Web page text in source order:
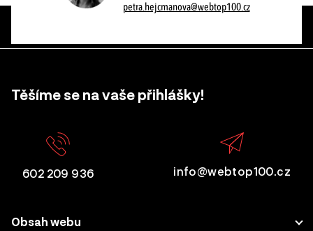
petra.hejcmanova@webtop100.cz
Těšíme se na vaše přihlášky!
602 209 936 info@webtop100.cz
Obsah webu